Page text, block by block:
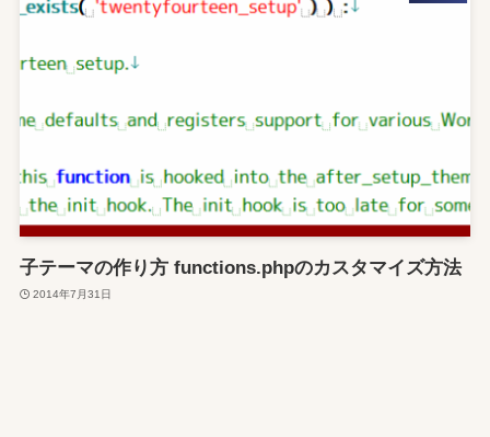
子テーマの作り方 functions.phpのカスタマイズ方法
2014年7月31日